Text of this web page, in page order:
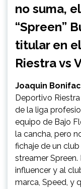
no suma,
“Spreen”
titular en
Riestra vs
Joaquin
Deportivo
de la liga
equipo de Bajo
la cancha, pero
fichaje de un
streamer
influencer y al
marca, Speed, y